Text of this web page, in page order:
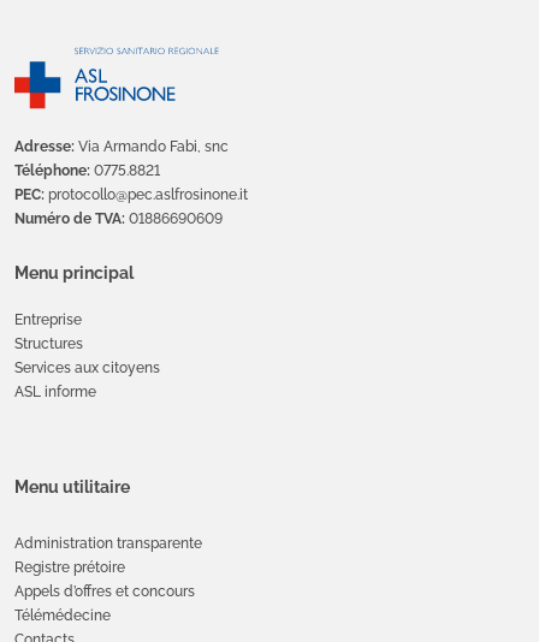
Adresse: Via Armando Fabi, snc
Téléphone: 0775.8821
PEC: protocollo@pec.aslfrosinone.it
Numéro de TVA: 01886690609
Menu principal
Entreprise
Structures
Services aux citoyens
ASL informe
Menu utilitaire
Administration transparente
Registre prétoire
Appels d’offres et concours
Télémédecine